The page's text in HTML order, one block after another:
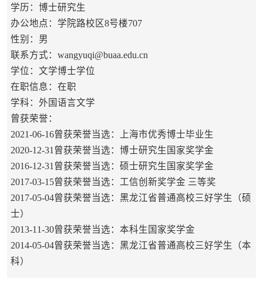
学历：博士研究生
办公地点：学院路校区8号楼707
性别：男
联系方式：wangyuqi@buaa.edu.cn
学位：文学博士学位
在职信息：在职
学科：外国语言文学
曾获荣誉：
2021-06-16曾获荣誉当选：上海市优秀博士毕业生
2020-12-31曾获荣誉当选：博士研究生国家奖学金
2016-12-31曾获荣誉当选：硕士研究生国家奖学金
2017-03-15曾获荣誉当选：工信创新奖学金 三等奖
2017-05-04曾获荣誉当选：黑龙江省普通高校三好学生（硕
士）
2013-11-30曾获荣誉当选：本科生国家奖学金
2014-05-04曾获荣誉当选：黑龙江省普通高校三好学生（本
科）